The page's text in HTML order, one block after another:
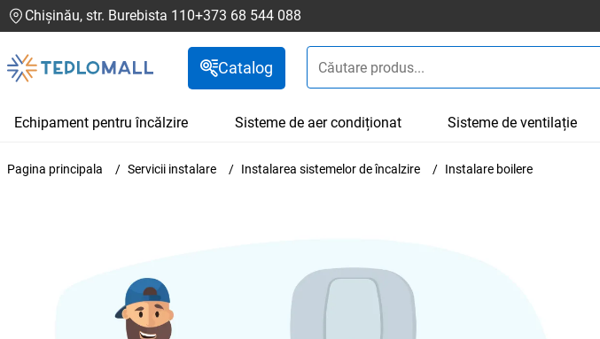
Chișinău, str. Burebista 110+373 68 544 088
Catalog
Echipament pentru încălzire Sisteme de aer condiționat Sisteme de ventilație
Pagina principala Servicii instalare Instalarea sistemelor de încalzire Instalare boilere